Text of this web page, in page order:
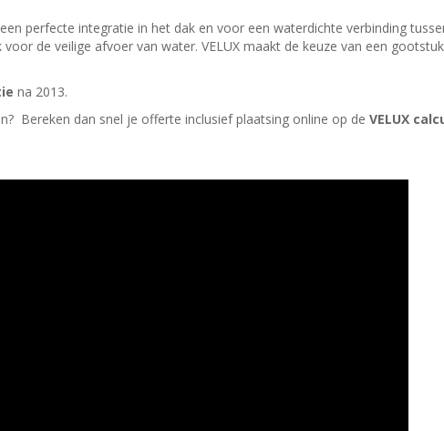
perfecte integratie in het dak en voor een waterdichte verbinding
de veilige afvoer van water. VELUX maakt de keuze van een
na 2013.
Bereken dan snel je offerte inclusief plaatsing online op de VELUX